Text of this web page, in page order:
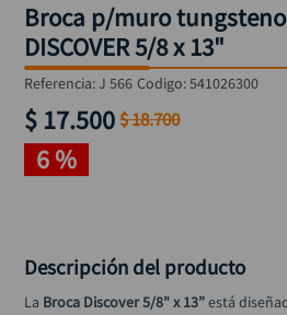
Broca p/muro
DISCOVER 5/8 x 13"
Referencia:J 566 Codigo:541026300
$ 17.500 $18.700
6 %
Descripción del producto
La Broca Discover 5/8" x 13” está
compresor
sierra circular
ruteadora
broca
hidrolavadora
taladro inalámbrico
llave